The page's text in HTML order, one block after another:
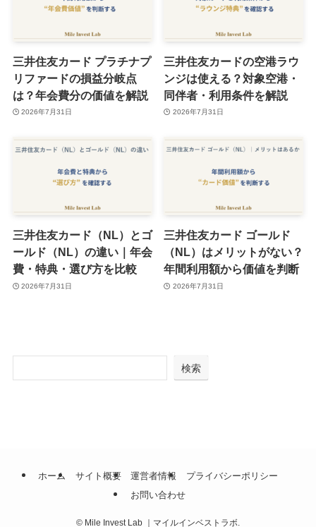
三井住友カード プラチナプ
リファードの損益分岐点
は？年会費分の価値を解説
2026年7月31日
三井住友カードの空港ラウ
ンジは使える？対象空港・
同伴者・利用条件を解説
2026年7月31日
三井住友カード（NL）とゴ
ールド（NL）の違い｜年会
費・特典・選び方を比較
2026年7月31日
三井住友カード ゴールド
（NL）はメリットがない？
年間利用額から価値を判断
2026年7月31日
検索
ホーム サイト概要 運営者情報
プライバシーポリシー
お問い合わせ
© Mile Invest Lab ｜マイルインベストラボ.